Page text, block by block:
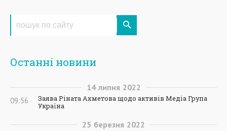
Останні новини
14 липня 2022
09:56
Заява Ріната Ахметова щодо активів Медіа Група
Україна
25 березня 2022